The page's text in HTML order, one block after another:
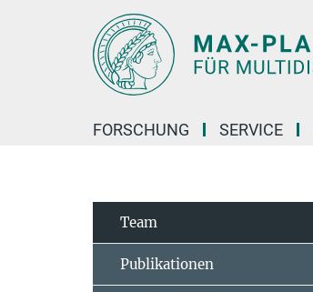
FORSCHUNG SERVICE
Team
Publikationen